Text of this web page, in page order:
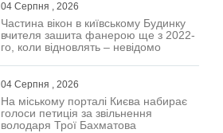
04 Серпня , 2026
Частина вікон в київському Будинку
вчителя зашита фанерою ще з 2022-
го, коли відновлять – невідомо
04 Серпня , 2026
На міському порталі Києва набирає
голоси петиція за звільнення
володаря Трої Бахматова